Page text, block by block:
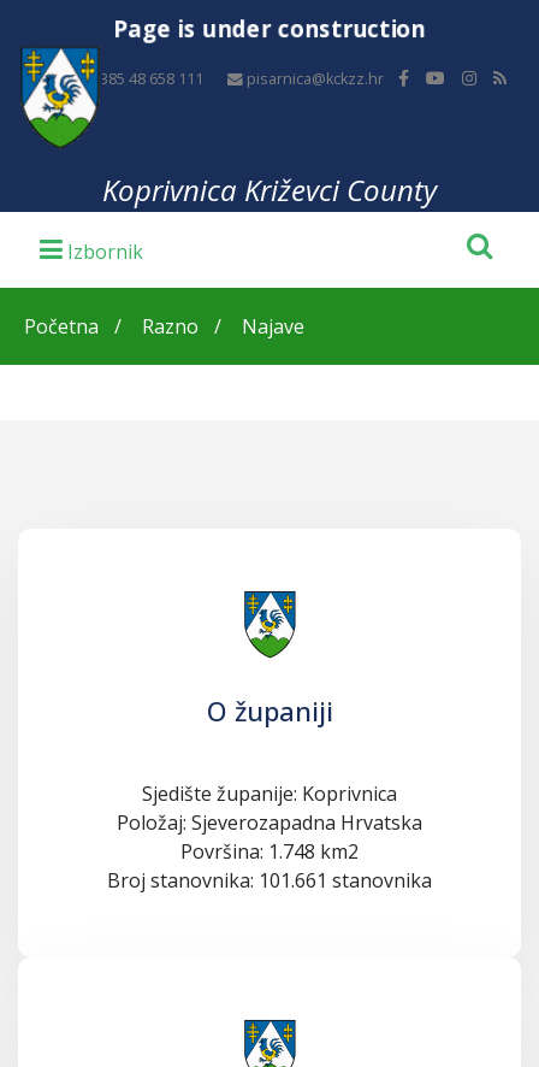
Page is under construction
+385 48 658 111 pisarnica@kckzz.hr
Koprivnica Križevci County
Početna Razno Najave
O županiji
Sjedište županije: Koprivnica
Položaj: Sjeverozapadna Hrvatska
Površina: 1.748 km2
Broj stanovnika: 101.661 stanovnika